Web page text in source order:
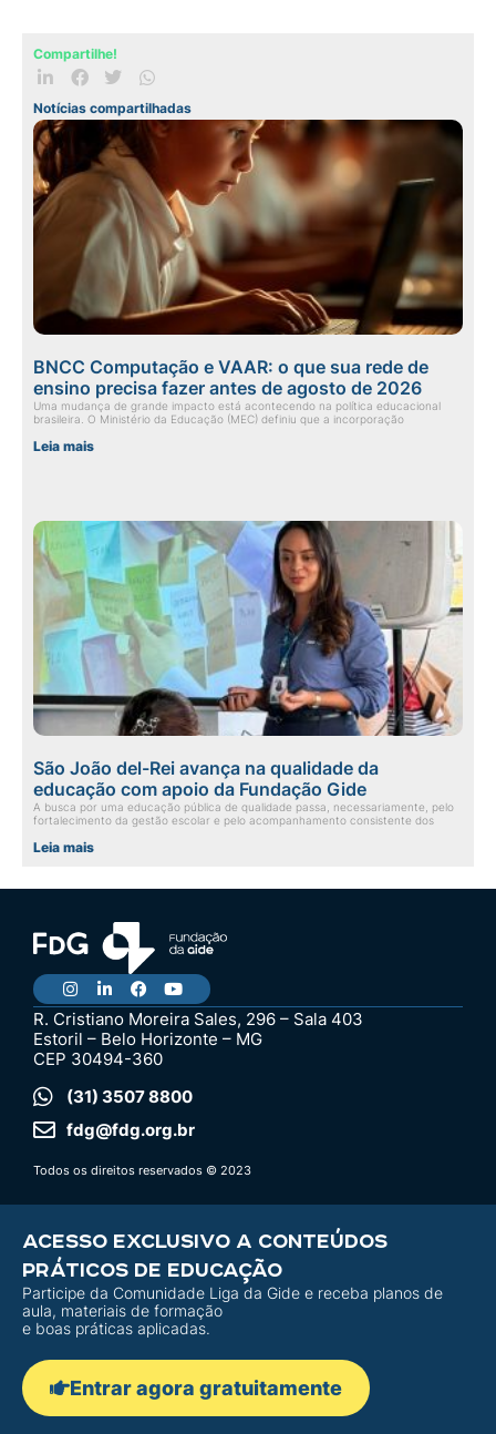
Compartilhe!
Notícias compartilhadas
BNCC Computação e VAAR: o que sua rede de
ensino precisa fazer antes de agosto de 2026
Uma mudança de grande impacto está acontecendo na política educacional
brasileira. O Ministério da Educação (MEC) definiu que a incorporação
Leia mais
São João del-Rei avança na qualidade da
educação com apoio da Fundação Gide
A busca por uma educação pública de qualidade passa, necessariamente, pelo
fortalecimento da gestão escolar e pelo acompanhamento consistente dos
Leia mais
R. Cristiano Moreira Sales, 296 – Sala 403
Estoril – Belo Horizonte – MG
CEP 30494-360
(31) 3507 8800
fdg@fdg.org.br
Todos os direitos reservados © 2023
ACESSO EXCLUSIVO A CONTEÚDOS
PRÁTICOS DE EDUCAÇÃO
Participe da Comunidade Liga da Gide e receba planos de
aula, materiais de formação
e boas práticas aplicadas.
Entrar agora gratuitamente